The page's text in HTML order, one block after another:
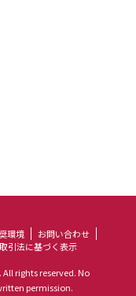
環境
お問い合わせ
引法に基づく表示
rights reserved. No
permission.